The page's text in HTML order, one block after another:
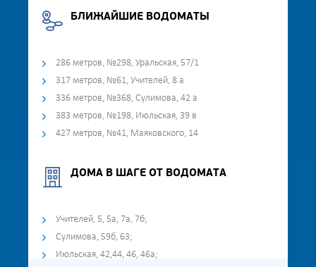
БЛИЖАЙШИЕ ВОДОМАТЫ
286 метров, №298, Уральская, 57/1
317 метров, №61, Учителей, 8 а
336 метров, №368, Сулимова, 42 а
383 метров, №198, Июльская, 39 в
427 метров, №41, Маяковского, 14
ДОМА В ШАГЕ ОТ ВОДОМАТА
Учителей, 5, 5а, 7а, 7б;
Сулимова, 59б, 63;
Июльская, 42,44, 46, 46а;